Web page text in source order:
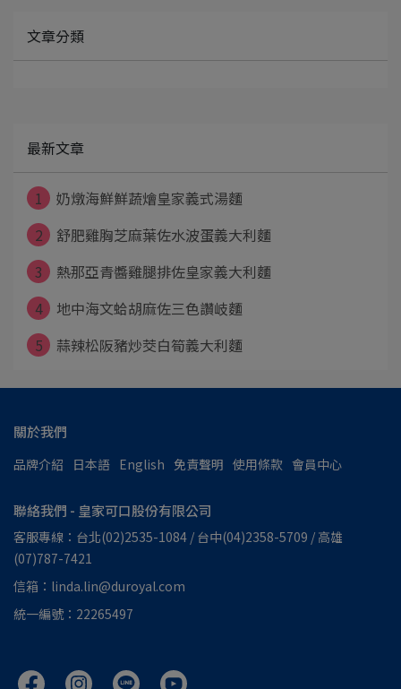
文章分類
最新文章
1
奶燉海鮮鮮蔬燴皇家義式湯麵
2
舒肥雞胸芝麻葉佐水波蛋義大利麵
3
熱那亞青醬雞腿排佐皇家義大利麵
4
地中海文蛤胡麻佐三色讚岐麵
5
蒜辣松阪豬炒茭白筍義大利麵
關於我們
品牌介紹 日本語 English 免責聲明 使用條款 會員中心
聯絡我們 - 皇家可口股份有限公司
客服專線：台北(02)2535-1084 / 台中(04)2358-5709 / 高雄
(07)787-7421
信箱：linda.lin@duroyal.com
統一編號：22265497